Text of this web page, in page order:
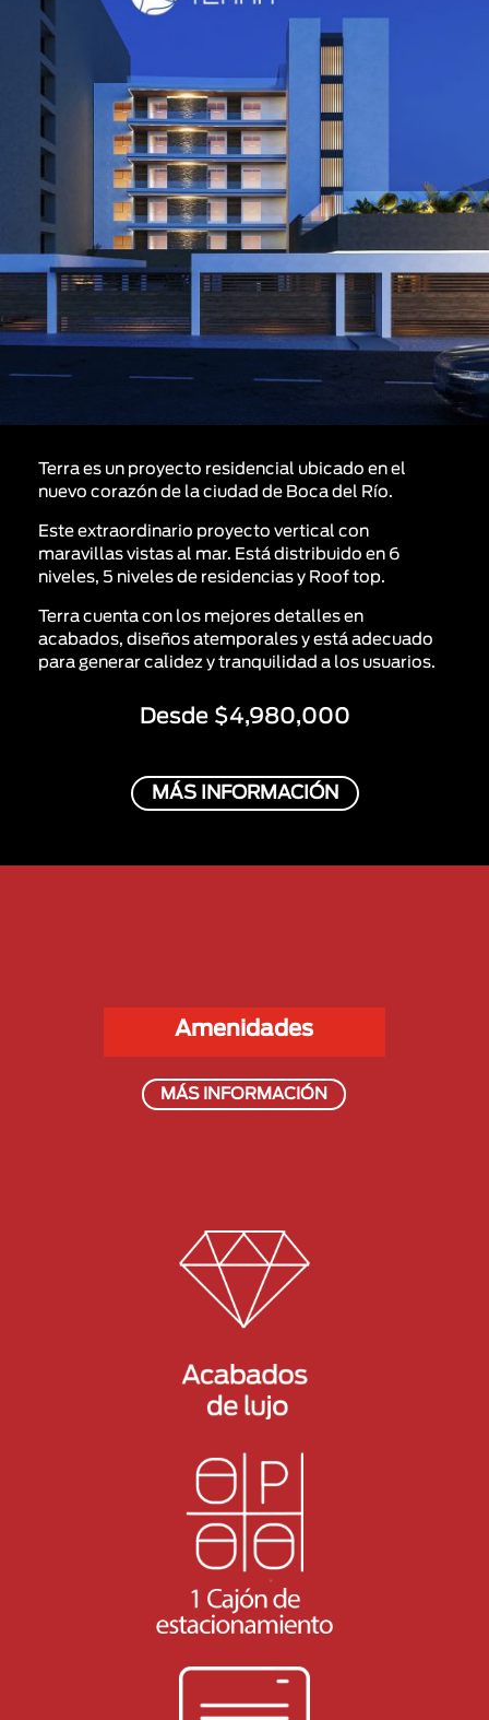
Terra es un proyecto residencial ubicado en el
nuevo corazón de la ciudad de Boca del Río.
Este extraordinario proyecto vertical con
maravillas vistas al mar. Está distribuido en 6
niveles, 5 niveles de residencias y Roof top.
Terra cuenta con los mejores detalles en
acabados, diseños atemporales y está adecuado
para generar calidez y tranquilidad a los usuarios.
Desde $4,980,000
MÁS INFORMACIÓN
Amenidades
MÁS INFORMACIÓN